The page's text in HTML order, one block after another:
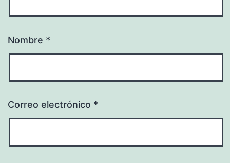
Nombre *
Correo electrónico *